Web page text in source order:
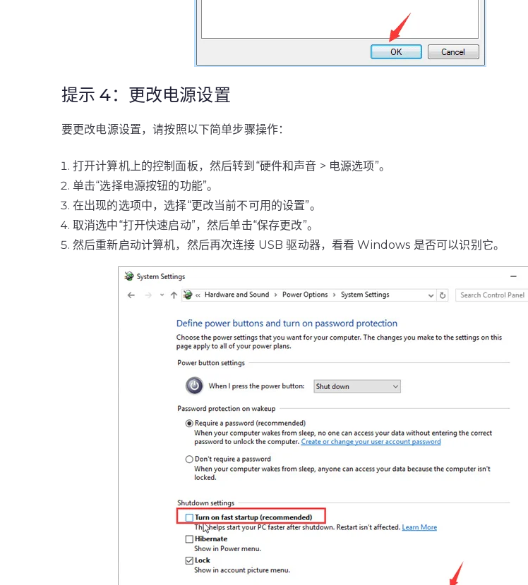
提示 4：更改电源设置
要更改电源设置，请按照以下简单步骤操作：
打开计算机上的控制面板，然后转到“硬件和声音 > 电源选项”。
单击“选择电源按钮的功能”。
在出现的选项中，选择“更改当前不可用的设置”。
取消选中“打开快速启动”，然后单击“保存更改”。
然后重新启动计算机，然后再次连接 USB 驱动器，看看 Windows 是否可以识别它。